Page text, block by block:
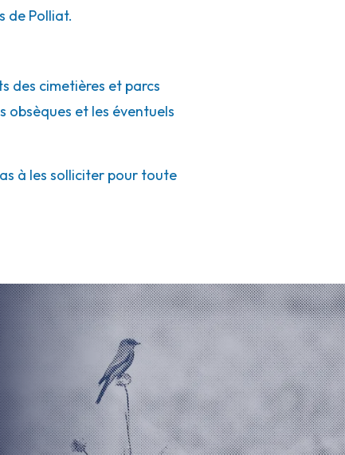
de Polliat.
des cimetières et parcs
obsèques et les éventuels
à les solliciter pour toute